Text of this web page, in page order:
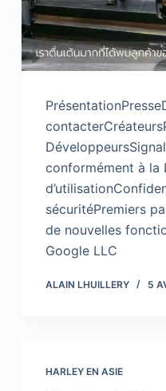
conformément à la
sécuritéPremiers
de nouvelles
Google LLC
ALAIN LHUILLERY 5
HARLEY EN ASIE